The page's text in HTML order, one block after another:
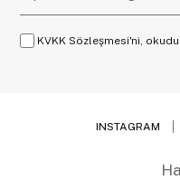
KVKK Sözleşmesi'ni,
INSTAGRAM